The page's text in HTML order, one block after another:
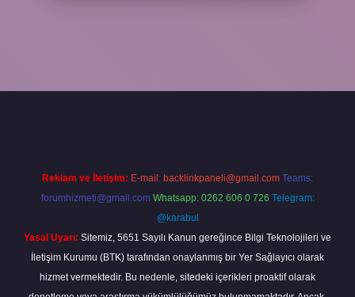
Reklam ve İletişim: E-mail: backlinkpaneli@gmail.com Teams:
forumhizmeti@gmail.com Whatsapp: 0262 606 0 726 Telegram:
@karabul
Yasal Uyarı: Sitemiz, 5651 Sayılı Kanun gereğince Bilgi Teknolojileri ve
İletişim Kurumu (BTK) tarafından onaylanmış bir Yer Sağlayıcı olarak
hizmet vermektedir. Bu nedenle, sitedeki içerikleri proaktif olarak